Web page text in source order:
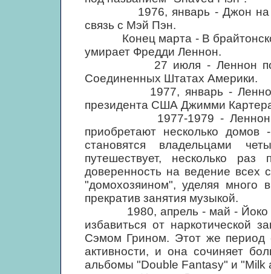
1976, январь - Джон на
связь с Мэй Пэн.
Конец марта - В брайтонском
умирает Фредди Леннон.
27 июля - Леннон
Соединенных Штатах Америки.
1977, январь - Ленноны
президента США Джимми
1977-1979 - Ленноны
приобретают несколько
становятся владельцами
путешествует, несколько
доверенность на ведение всех
"домохозяином", уделяя много
прекратив занятия музыкой.
1980, апрель - май - Йоко
избавиться от наркотической
Сэмом Грином. Этот же период
активности, и она сочиняет
альбомы "Double Fantasy" и "Milk